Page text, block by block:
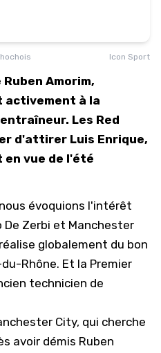
Icon Sport
Amorim,
activement à la
Les Red
d'attirer Luis Enrique,
en vue de l'été
évoquions l'intérêt
Zerbi et Manchester
globalement du bon
Rhône. Et la Premier
technicien de
City, qui cherche
avoir démis Ruben